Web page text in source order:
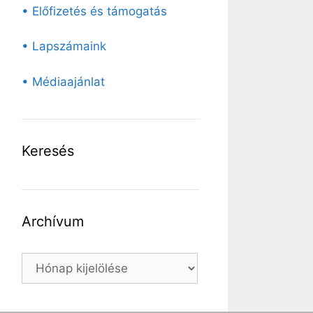
• Előfizetés és támogatás
• Lapszámaink
• Médiaajánlat
Keresés
Archívum
Archívum